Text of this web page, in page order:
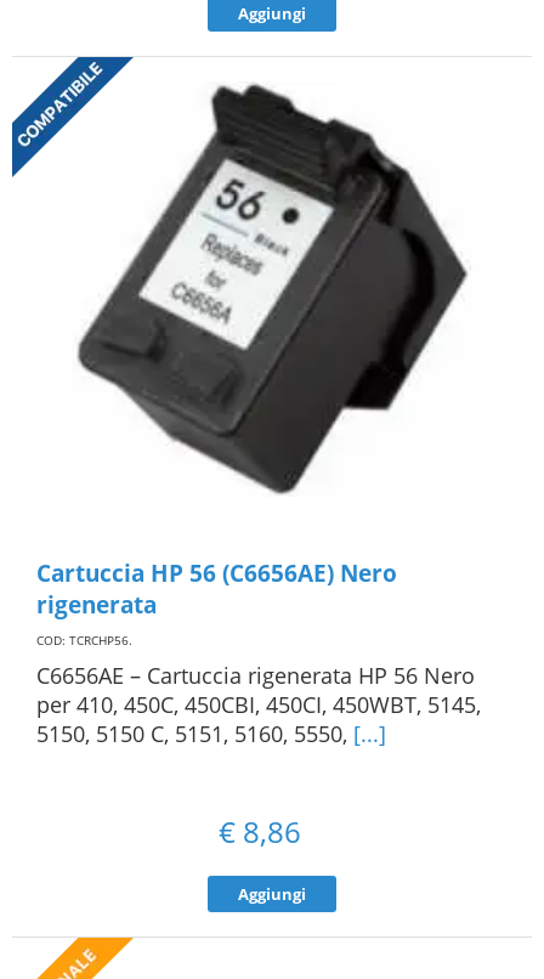
Aggiungi
Cartuccia HP 56 (C6656AE) Nero
rigenerata
COD: TCRCHP56.
C6656AE – Cartuccia rigenerata HP 56 Nero
per 410, 450C, 450CBI, 450CI, 450WBT, 5145,
5150, 5150 C, 5151, 5160, 5550, [...]
€ 8,86
Aggiungi